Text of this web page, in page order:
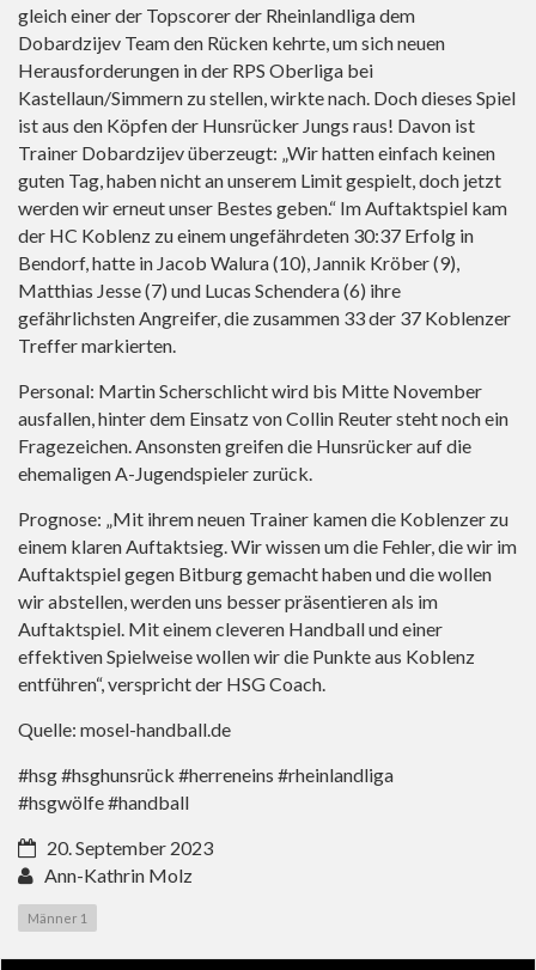
gleich einer der Topscorer der Rheinlandliga dem
Dobardzijev Team den Rücken kehrte, um sich neuen
Herausforderungen in der RPS Oberliga bei
Kastellaun/Simmern zu stellen, wirkte nach. Doch dieses Spiel
ist aus den Köpfen der Hunsrücker Jungs raus! Davon ist
Trainer Dobardzijev überzeugt: „Wir hatten einfach keinen
guten Tag, haben nicht an unserem Limit gespielt, doch jetzt
werden wir erneut unser Bestes geben.“ Im Auftaktspiel kam
der HC Koblenz zu einem ungefährdeten 30:37 Erfolg in
Bendorf, hatte in Jacob Walura (10), Jannik Kröber (9),
Matthias Jesse (7) und Lucas Schendera (6) ihre
gefährlichsten Angreifer, die zusammen 33 der 37 Koblenzer
Treffer markierten.
Personal: Martin Scherschlicht wird bis Mitte November
ausfallen, hinter dem Einsatz von Collin Reuter steht noch ein
Fragezeichen. Ansonsten greifen die Hunsrücker auf die
ehemaligen A-Jugendspieler zurück.
Prognose: „Mit ihrem neuen Trainer kamen die Koblenzer zu
einem klaren Auftaktsieg. Wir wissen um die Fehler, die wir im
Auftaktspiel gegen Bitburg gemacht haben und die wollen
wir abstellen, werden uns besser präsentieren als im
Auftaktspiel. Mit einem cleveren Handball und einer
effektiven Spielweise wollen wir die Punkte aus Koblenz
entführen“, verspricht der HSG Coach.
Quelle: mosel-handball.de
#hsg #hsghunsrück #herreneins #rheinlandliga
#hsgwölfe #handball
20. September 2023
Ann-Kathrin Molz
Männer 1